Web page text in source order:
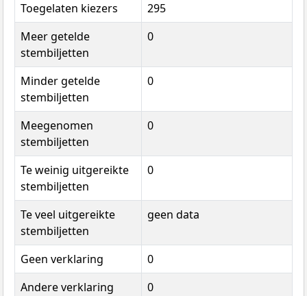
Toegelaten kiezers
295
Meer getelde
stembiljetten
0
Minder getelde
stembiljetten
0
Meegenomen
stembiljetten
0
Te weinig uitgereikte
stembiljetten
0
Te veel uitgereikte
stembiljetten
geen data
Geen verklaring
0
Andere verklaring
0